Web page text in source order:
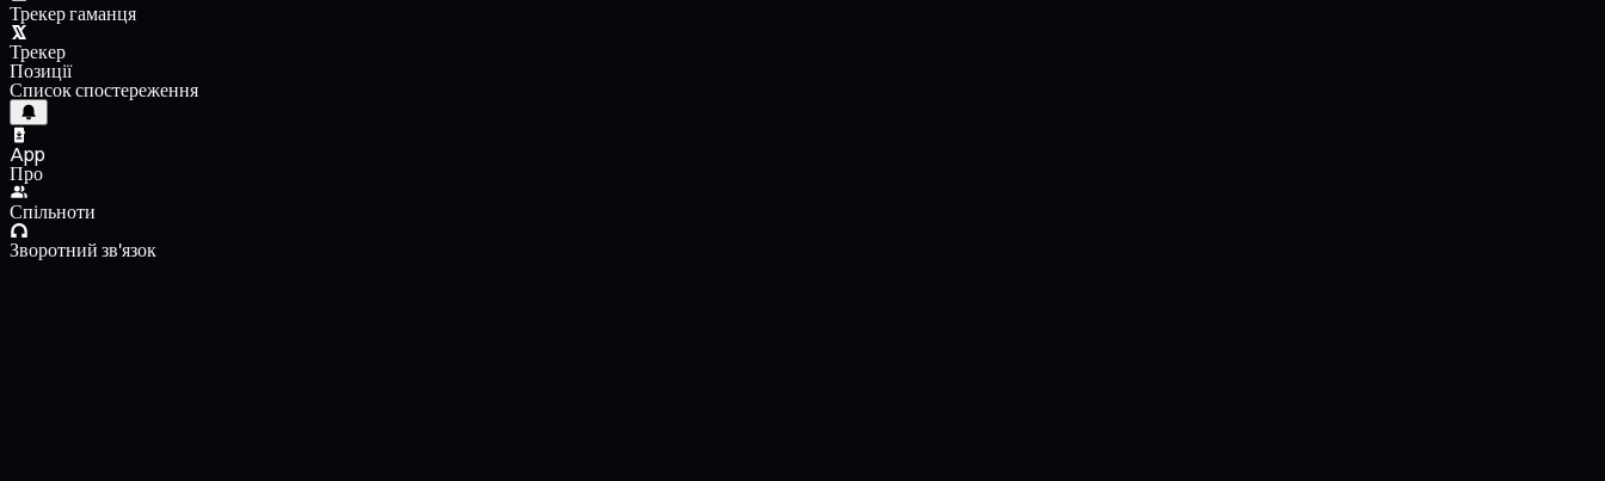
Трекер гаманця
Трекер
Позиції
Список спостереження
App
Про
Спільноти
Зворотний зв'язок